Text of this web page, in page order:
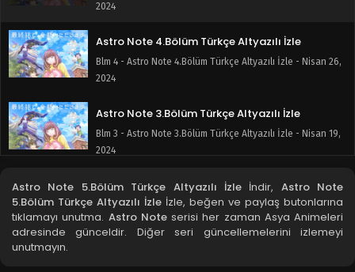
2024
Astro Note 4.Bölüm Türkçe Altyazılı İzle
Blm 4 - Astro Note 4.Bölüm Türkçe Altyazılı İzle - Nisan 26,
2024
Astro Note 3.Bölüm Türkçe Altyazılı İzle
Blm 3 - Astro Note 3.Bölüm Türkçe Altyazılı İzle - Nisan 19,
2024
Astro Note 2.Bölüm Türkçe Altyazılı İzle
Blm 2 - Astro Note 2.Bölüm Türkçe Altyazılı İzle - Nisan 12,
2024
Astro Note 5.Bölüm Türkçe Altyazılı İzleİndir, Astro Note
5.Bölüm Türkçe Altyazılı İzle İzle, beğen ve paylaş butonlarına
tıklamayı unutma. Astro Noteserisi her zaman Asya Animeleri
adresinde günceldir. Diğer seri güncellemelerini izlemeyi
unutmayın.